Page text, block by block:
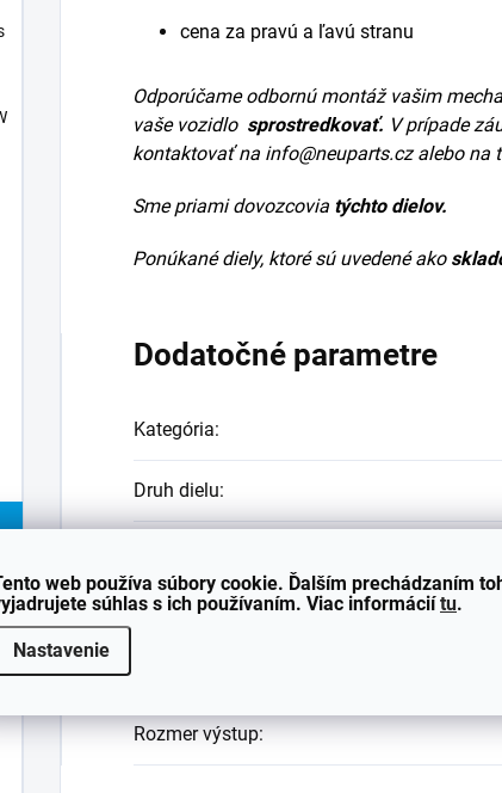
web používa súbory cookie. Ďalším prechádzaním
súhlas s ich používaním. Viac informáciítu.
Nastavenie
cena za pravú a ľavú stranu
Odporúčame odbornú montáž vašim
vaše vozidlo sprostredkovať. V prípade
kontaktovať na info@neuparts.czalebo na
Sme priami dovozcovia týchto dielov.
Ponúkané diely, ktoré sú uvedené ako
Dodatočné parametre
Kategória:
Druh dielu:
Farba:
Rozmer výstup: